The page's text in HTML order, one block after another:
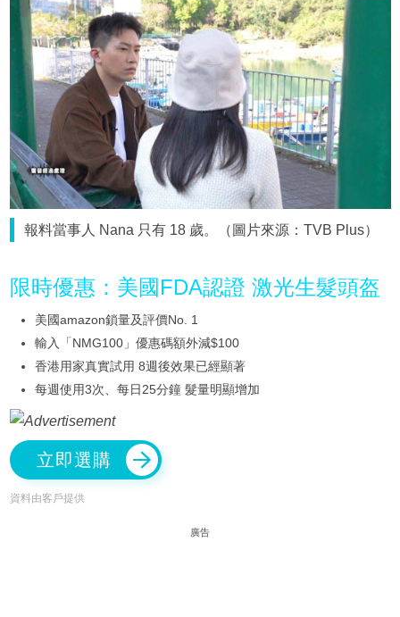
報料當事人 Nana 只有 18 歲。（圖片來源：TVB Plus）
限時優惠：美國FDA認證 激光生髮頭盔
美國amazon鎖量及評價No. 1
輸入「NMG100」優惠碼額外減$100
香港用家真實試用 8週後效果已經顯著
每週使用3次、每日25分鐘 髮量明顯增加
立即選購
資料由客戶提供
廣告